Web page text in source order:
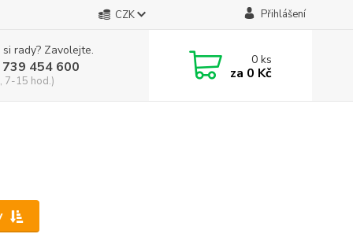
CZK Přihlášení
rady? Zavolejte.
454 600
7-15 hod.)
0ks
za 0 Kč